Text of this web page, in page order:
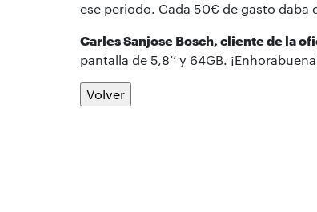
ese periodo. Cada 50€ de gasto daba
Carles Sanjose Bosch, cliente de la
pantalla de 5,8’’ y 64GB.
Volver